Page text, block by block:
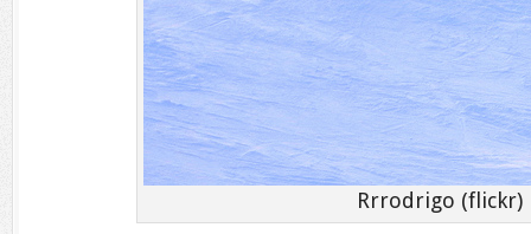
Rrrodrigo (flickr)